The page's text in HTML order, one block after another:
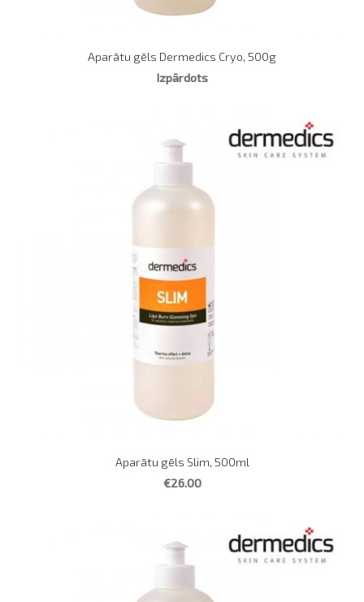
Aparātu gēls Dermedics Cryo, 500g
Izpārdots
Aparātu gēls Slim, 500ml
€26.00